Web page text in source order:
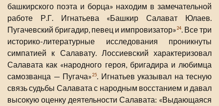
башкирского поэта и борца» находим в замечательной
работе Р.Г. Игнатьева «Башкир Салават Юлаев.
Пугачевский бригадир, певец и импровизатор»24. Все три
историко-литературные исследования проникнуты
симпатией к Салавату. Лоссиевский характеризовал
Салавата как «народного героя, бригадира и любимца
самозванца — Пугача»25. Игнатьев указывал на тесную
связь судьбы Салавата с народным восстанием и давал
высокую оценку деятельности Салавата: «Выдающаяся